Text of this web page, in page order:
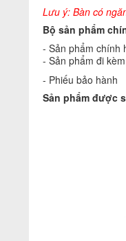
Lưu ý: Bàn có
Bộ sản phẩm
- Sản phẩm chính
- Sản phẩm đi
- Phiếu bảo hành
Sản phẩm được